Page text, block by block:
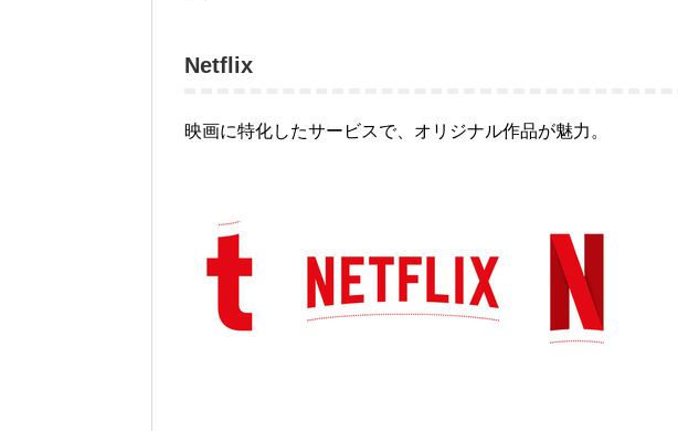
Netflix
映画に特化したサービスで、オリジナル作品が魅力。